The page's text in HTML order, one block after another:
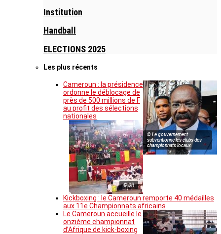
Institution
Handball
ELECTIONS 2025
Les plus récents
© Le gouvernement
subventionne les clubs des
championnats locaux
Cameroun : la présidence
ordonne le déblocage de
près de 500 millions de F
au profit des sélections
nationales
© DR
Kickboxing : le Cameroun remporte 40 médailles
aux 11e Championnats africains
Le Cameroun accueille le
onzième championnat
d’Afrique de kick-boxing